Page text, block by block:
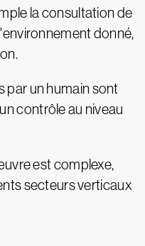
la consultation de
donné,
par un humain sont
contrôle au niveau
est complexe,
secteurs verticaux